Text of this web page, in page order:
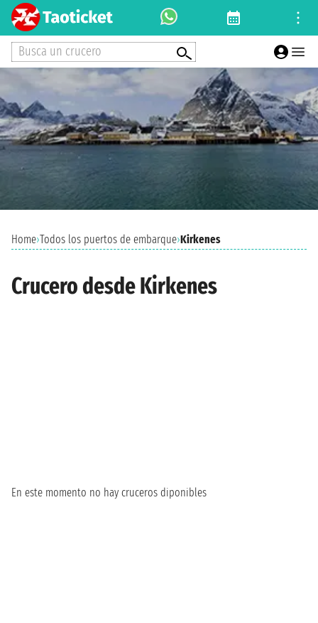
Busca un crucero
Home›Todos los puertos de embarque›Kirkenes
Crucero desde Kirkenes
En este momento no hay cruceros diponibles